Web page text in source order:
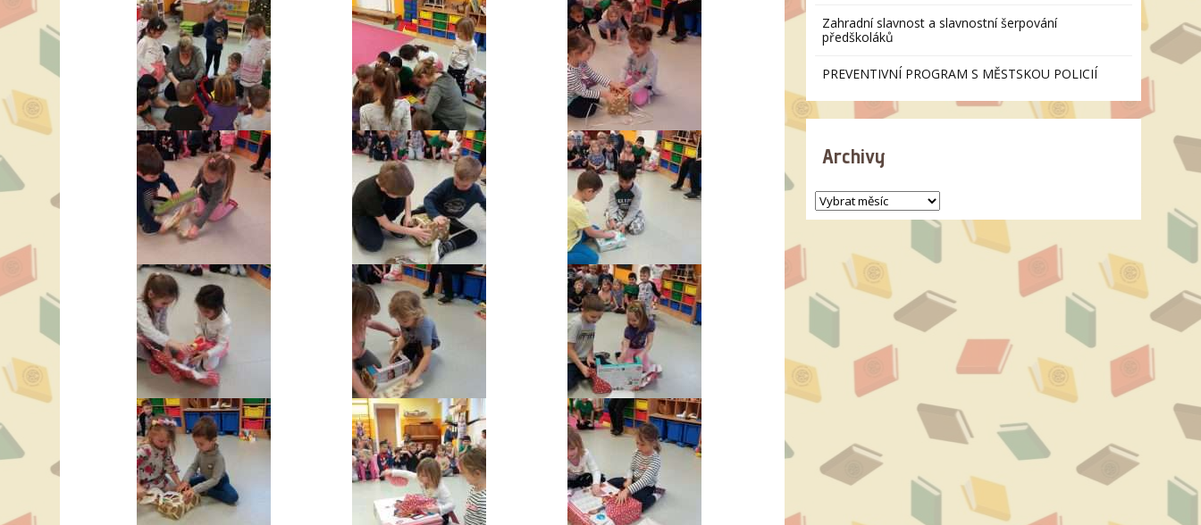
Zahradní slavnost a slavnostní šerpování
předškoláků
PREVENTIVNÍ PROGRAM S MĚSTSKOU POLICIÍ
Archivy